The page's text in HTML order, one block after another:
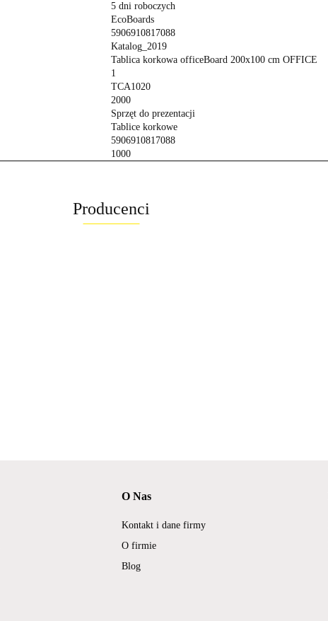
5 dni roboczych
EcoBoards
5906910817088
Katalog_2019
Tablica korkowa officeBoard 200x100 cm OFFICE
1
TCA1020
2000
Sprzęt do prezentacji
Tablice korkowe
5906910817088
1000
Producenci
O Nas
Kontakt i dane firmy
O firmie
Blog